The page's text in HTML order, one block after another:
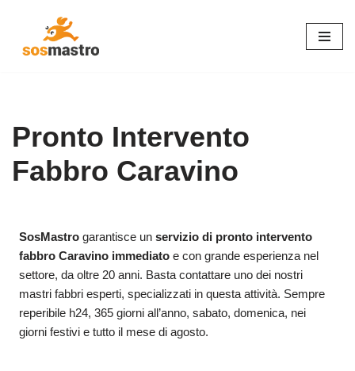
Pronto Intervento
Fabbro Caravino
SosMastro garantisce unservizio di pronto intervento
fabbro Caravino immediato e con grande esperienza nel
settore, da oltre 20 anni. Basta contattare uno dei nostri
mastri fabbri esperti, specializzati in questa attività. Sempre
reperibile h24, 365 giorni all’anno, sabato, domenica, nei
giorni festivi e tutto il mese di agosto.